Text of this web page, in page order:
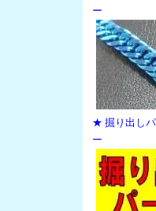
ー
★ 掘り出し
ー